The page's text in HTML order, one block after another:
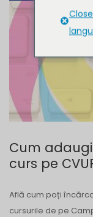
Cum
curs pe
Află cum poți
cursurile de pe